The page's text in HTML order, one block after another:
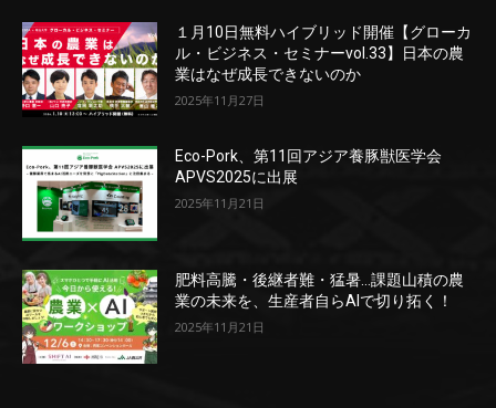
１月10日無料ハイブリッド開催【グローカ
ル・ビジネス・セミナーvol.33】日本の農
業はなぜ成長できないのか
2025年11月27日
Eco-Pork、第11回アジア養豚獣医学会
APVS2025に出展
2025年11月21日
肥料高騰・後継者難・猛暑…課題山積の農
業の未来を、生産者自らAIで切り拓く！
2025年11月21日